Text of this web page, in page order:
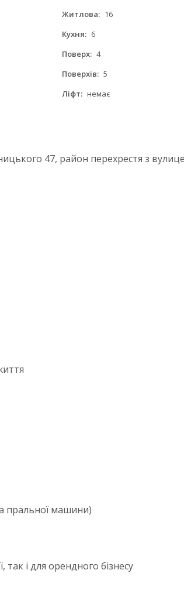
Житлова: 16
Кухня: 6
Поверх: 4
Поверхів: 5
Ліфт: немає
47, район перехрестя з
пральної машини)
і для орендного бізнесу